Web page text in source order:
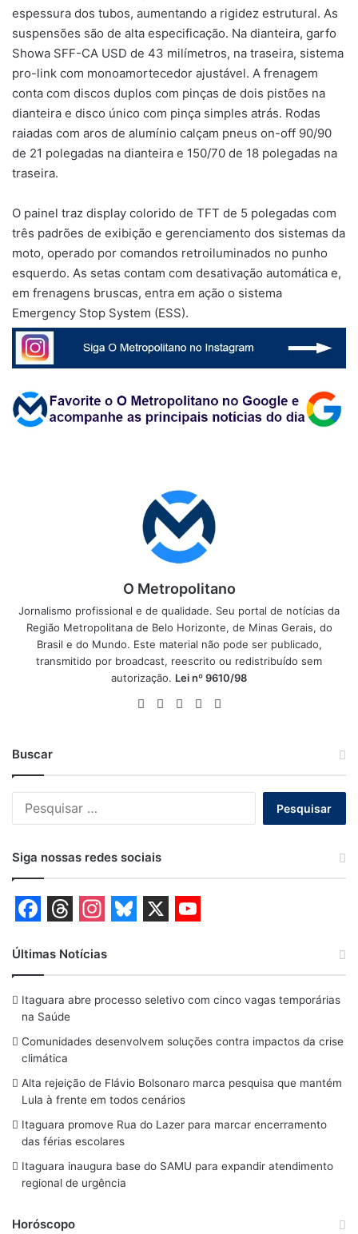
espessura dos tubos, aumentando a rigidez estrutural. As
suspensões são de alta especificação. Na dianteira, garfo
Showa SFF-CA USD de 43 milímetros, na traseira, sistema
pro-link com monoamortecedor ajustável. A frenagem
conta com discos duplos com pinças de dois pistões na
dianteira e disco único com pinça simples atrás. Rodas
raiadas com aros de alumínio calçam pneus on-off 90/90
de 21 polegadas na dianteira e 150/70 de 18 polegadas na
traseira.
O painel traz display colorido de TFT de 5 polegadas com
três padrões de exibição e gerenciamento dos sistemas da
moto, operado por comandos retroiluminados no punho
esquerdo. As setas contam com desativação automática e,
em frenagens bruscas, entra em ação o sistema
Emergency Stop System (ESS).
O Metropolitano
Jornalismo profissional e de qualidade. Seu portal de notícias da
Região Metropolitana de Belo Horizonte, de Minas Gerais, do
Brasil e do Mundo. Este material não pode ser publicado,
transmitido por broadcast, reescrito ou redistribuído sem
autorização. Lei nº 9610/98
WebsiteFacebook
X YouTube
Buscar
Siga nossas redes sociais
a
c
e
b
o
o
k
h
r
e
a
d
s
n
s
t
a
r
a
m
u
e
s
y
u
T
u
e
Últimas Notícias
Itaguara abre processo seletivo com cinco vagas temporárias
na Saúde
Comunidades desenvolvem soluções contra impactos da crise
climática
Alta rejeição de Flávio Bolsonaro marca pesquisa que mantém
Lula à frente em todos cenários
Itaguara promove Rua do Lazer para marcar encerramento
das férias escolares
Itaguara inaugura base do SAMU para expandir atendimento
regional de urgência
Horóscopo